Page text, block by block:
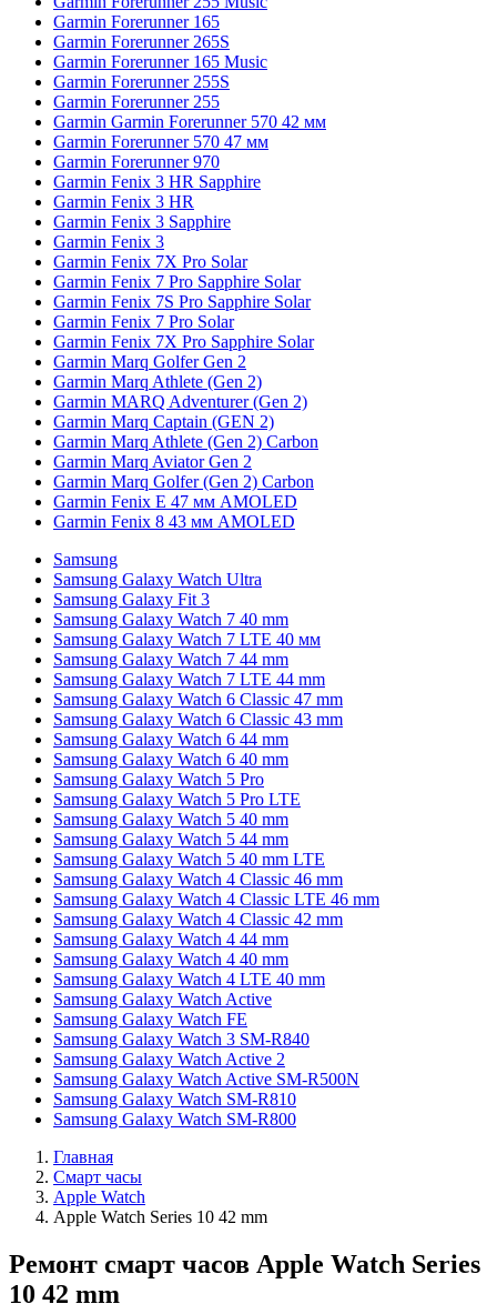
Garmin Forerunner 165
Garmin Forerunner 265S
Garmin Forerunner 165 Music
Garmin Forerunner 255S
Garmin Forerunner 255
Garmin Garmin Forerunner 570 42 мм
Garmin Forerunner 570 47 мм
Garmin Forerunner 970
Garmin Fenix 3 HR Sapphire
Garmin Fenix 3 HR
Garmin Fenix 3 Sapphire
Garmin Fenix 3
Garmin Fenix 7X Pro Solar
Garmin Fenix 7 Pro Sapphire Solar
Garmin Fenix 7S Pro Sapphire Solar
Garmin Fenix 7 Pro Solar
Garmin Fenix 7X Pro Sapphire Solar
Garmin Marq Golfer Gen 2
Garmin Marq Athlete (Gen 2)
Garmin MARQ Adventurer (Gen 2)
Garmin Marq Captain (GEN 2)
Garmin Marq Athlete (Gen 2) Carbon
Garmin Marq Aviator Gen 2
Garmin Marq Golfer (Gen 2) Carbon
Garmin Fenix E 47 мм AMOLED
Garmin Fenix 8 43 мм AMOLED
Samsung
Samsung Galaxy Watch Ultra
Samsung Galaxy Fit 3
Samsung Galaxy Watch 7 40 mm
Samsung Galaxy Watch 7 LTE 40 мм
Samsung Galaxy Watch 7 44 mm
Samsung Galaxy Watch 7 LTE 44 mm
Samsung Galaxy Watch 6 Classic 47 mm
Samsung Galaxy Watch 6 Classic 43 mm
Samsung Galaxy Watch 6 44 mm
Samsung Galaxy Watch 6 40 mm
Samsung Galaxy Watch 5 Pro
Samsung Galaxy Watch 5 Pro LTE
Samsung Galaxy Watch 5 40 mm
Samsung Galaxy Watch 5 44 mm
Samsung Galaxy Watch 5 40 mm LTE
Samsung Galaxy Watch 4 Classic 46 mm
Samsung Galaxy Watch 4 Classic LTE 46 mm
Samsung Galaxy Watch 4 Classic 42 mm
Samsung Galaxy Watch 4 44 mm
Samsung Galaxy Watch 4 40 mm
Samsung Galaxy Watch 4 LTE 40 mm
Samsung Galaxy Watch Active
Samsung Galaxy Watch FE
Samsung Galaxy Watch 3 SM-R840
Samsung Galaxy Watch Active 2
Samsung Galaxy Watch Active SM-R500N
Samsung Galaxy Watch SM-R810
Samsung Galaxy Watch SM-R800
Главная
Смарт часы
Apple Watch
Apple Watch Series 10 42 mm
Ремонт смарт часов Apple Watch Series
10 42 mm